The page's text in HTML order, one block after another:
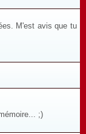
M'est avis que tu
;)